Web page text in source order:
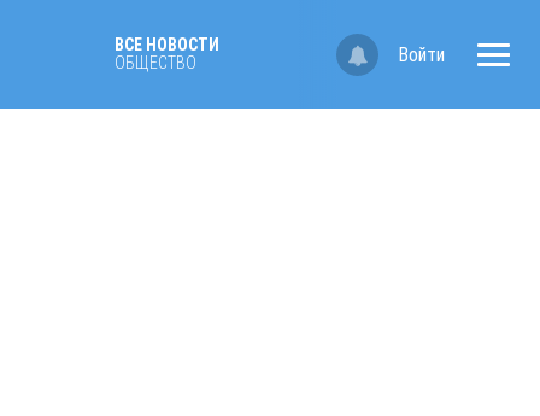
ВСЕ НОВОСТИ
ОБЩЕСТВО
Войти